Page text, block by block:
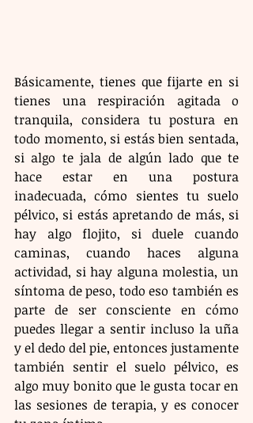
Básicamente, tienes que fijarte en si
tienes una respiración agitada o
tranquila, considera tu postura en
todo momento, si estás bien sentada,
si algo te jala de algún lado que te
hace estar en una postura
inadecuada, cómo sientes tu suelo
pélvico, si estás apretando de más, si
hay algo flojito, si duele cuando
caminas, cuando haces alguna
actividad, si hay alguna molestia, un
síntoma de peso, todo eso también es
parte de ser consciente en cómo
puedes llegar a sentir incluso la uña
y el dedo del pie, entonces justamente
también sentir el suelo pélvico, es
algo muy bonito que le gusta tocar en
las sesiones de terapia, y es conocer